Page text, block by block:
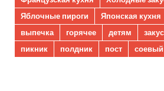
Яблочные пироги
Японская кухня
выпечка
горячее детям
пикник
полдник пост соевый